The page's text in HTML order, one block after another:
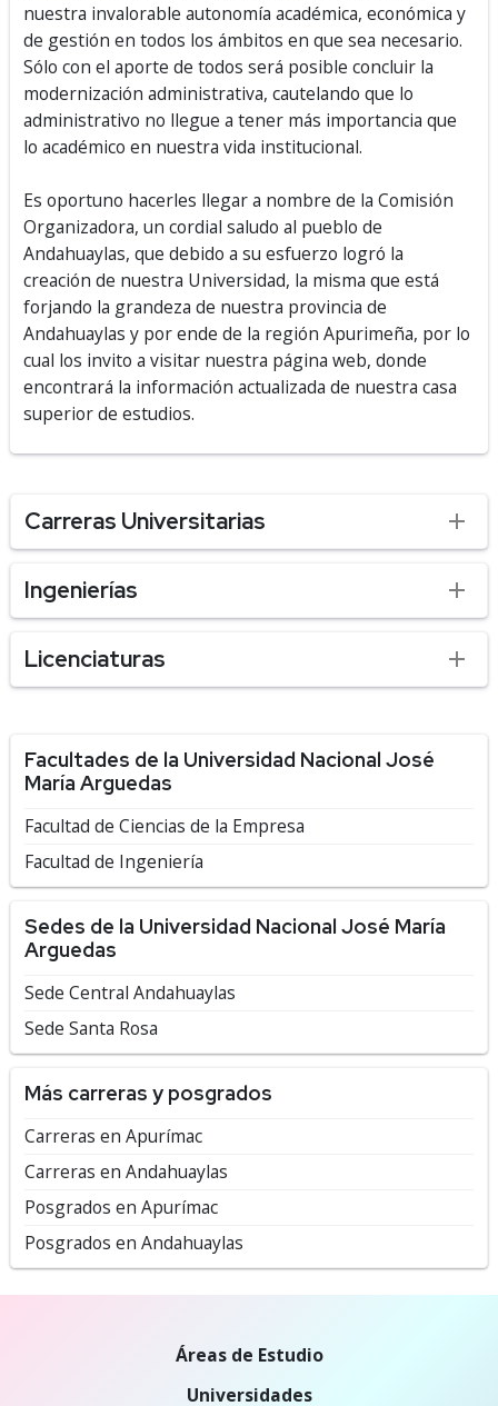
nuestra invalorable autonomía académica, económica y
de gestión en todos los ámbitos en que sea necesario.
Sólo con el aporte de todos será posible concluir la
modernización administrativa, cautelando que lo
administrativo no llegue a tener más importancia que
lo académico en nuestra vida institucional.
Es oportuno hacerles llegar a nombre de la Comisión
Organizadora, un cordial saludo al pueblo de
Andahuaylas, que debido a su esfuerzo logró la
creación de nuestra Universidad, la misma que está
forjando la grandeza de nuestra provincia de
Andahuaylas y por ende de la región Apurimeña, por lo
cual los invito a visitar nuestra página web, donde
encontrará la información actualizada de nuestra casa
superior de estudios.
Carreras Universitarias
Ingenierías
Licenciaturas
Facultades de la Universidad Nacional José
María Arguedas
Facultad de Ciencias de la Empresa
Facultad de Ingeniería
Sedes de la Universidad Nacional José María
Arguedas
Sede Central Andahuaylas
Sede Santa Rosa
Más carreras y posgrados
Carreras en Apurímac
Carreras en Andahuaylas
Posgrados en Apurímac
Posgrados en Andahuaylas
Áreas de Estudio
Universidades